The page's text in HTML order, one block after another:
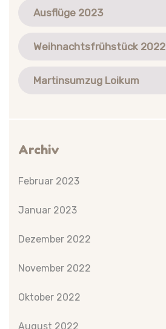
Ausflüge 2023
Weihnachtsfrühstück 2022
Martinsumzug Loikum
Archiv
Februar 2023
Januar 2023
Dezember 2022
November 2022
Oktober 2022
August 2022